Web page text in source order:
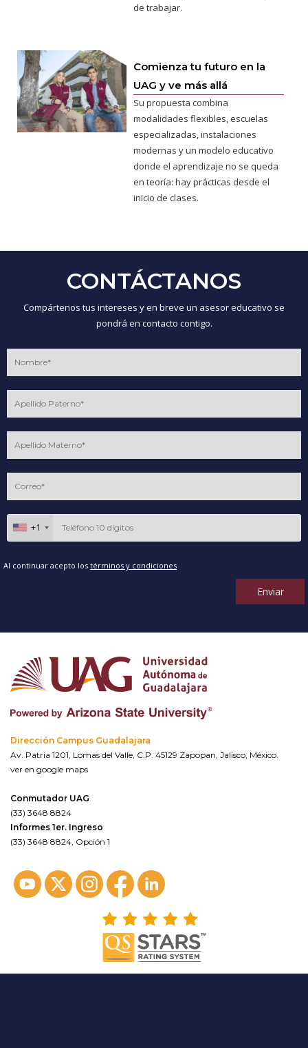
de trabajar.
Comienza tu futuro en la
UAG y ve más allá
Su propuesta combina
modalidades flexibles, escuelas
especializadas, instalaciones
modernas y un modelo educativo
donde el aprendizaje no se queda
en teoría: hay prácticas desde el
inicio de clases.
CONTÁCTANOS
Compártenos tus intereses y en breve un asesor educativo se
pondrá en contacto contigo.
+1
Al continuar acepto los términos y condiciones
Enviar
Dirección Campus Guadalajara
Av. Patria 1201, Lomas del Valle, C.P. 45129 Zapopan, Jalisco, México.
ver en google maps
Conmutador UAG
(33) 3648 8824
Informes 1er. Ingreso
(33) 3648 8824, Opción 1